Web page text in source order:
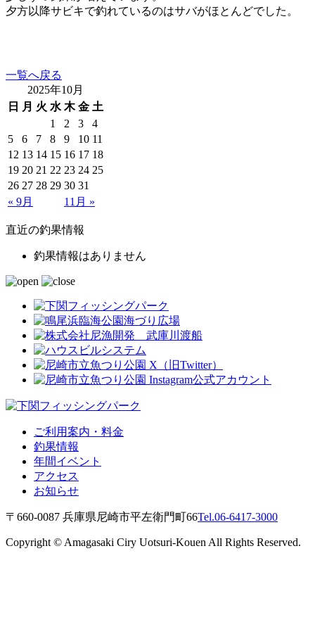
夕方以降サビキで釣れているのはサバがほとんどでした。
一覧へ戻る
2025年10月
日
月 火 水 木 金 土
« 9月 11月 »
1 2 3
4
5
6 7 8 9 10 11
12 13 14 15 16 17 18
19 20 21 22 23 24 25
26 27 28 29 30 31
直近の釣果情報
釣果情報はありません
ご利用案内・料金
釣果情報
年間イベント
アクセス
お知らせ
〒660-0087 兵庫県尼崎市平左衛門町66Tel.06-6417-3000
Copyright © Amagasaki Ciry Uotsuri-Kouen All Rights Reserved.